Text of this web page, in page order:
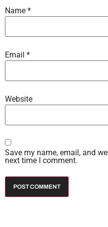
Name *
Email *
Website
Save my name, email, and
next time I comment.